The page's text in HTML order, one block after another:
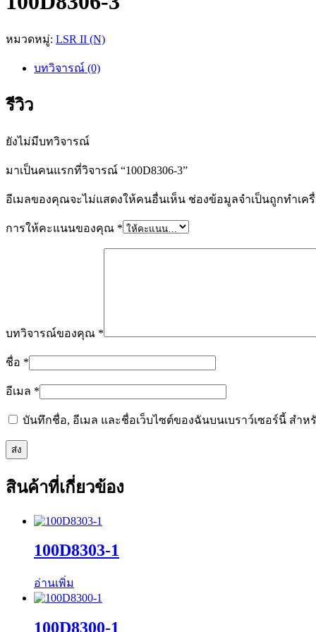
หมวดหมู่: LSR II (N)
บทวิจารณ์ (0)
รีวิว
ยังไม่มีบทวิจารณ์
มาเป็นคนแรกที่วิจารณ์ “100D8306-3”
อีเมลของคุณจะไม่แสดงให้คนอื่นเห็น ช่องข้อมูลจำเป็นถูกทำเค
การให้คะแนนของคุณ *
บทวิจารณ์ของคุณ *
ชื่อ *
อีเมล *
บันทึกชื่อ, อีเมล และชื่อเว็บไซต์ของฉันบนเบราว์เซอร์นี้ สำห
สินค้าที่เกี่ยวข้อง
100D8303-1
อ่านเพิ่ม
100D8300-1